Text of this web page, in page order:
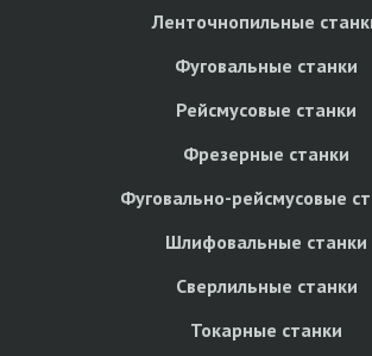
Ленточнопильные
Фуговальные станки
Рейсмусовые станки
Фрезерные станки
Фуговально-рейсмусовые
Шлифовальные станки
Сверлильные станки
Токарные станки